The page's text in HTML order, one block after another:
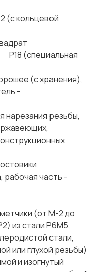
(специальная
(с хранения),
-
резьбы,
часть -
(от М-2 до
из стали Р6М5,
стали,
или глухой резьбы)
и изогнутый